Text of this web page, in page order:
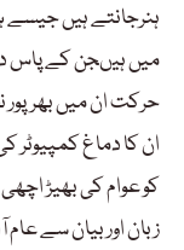
ہنرجانتے ہیں
میں ہیںجن کے پاس
حرکت ان میں بھرپور
ان کا دماغ کمپیوٹر
کو عوام کی بھیڑ
زبان اور بیان سے عام